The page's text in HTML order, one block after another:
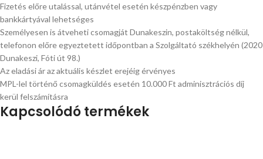
Fizetés előre utalással, utánvétel esetén készpénzben vagy
bankkártyával lehetséges
Személyesen is átveheti csomagját Dunakeszin, postaköltség nélkül,
telefonon előre egyeztetett időpontban a Szolgáltató székhelyén (2020
Dunakeszi, Fóti út 98.)
Az eladási ár az aktuális készlet erejéig érvényes
MPL-lel történő csomagküldés esetén 10.000 Ft adminisztrációs díj
kerül felszámításra
Kapcsolódó termékek